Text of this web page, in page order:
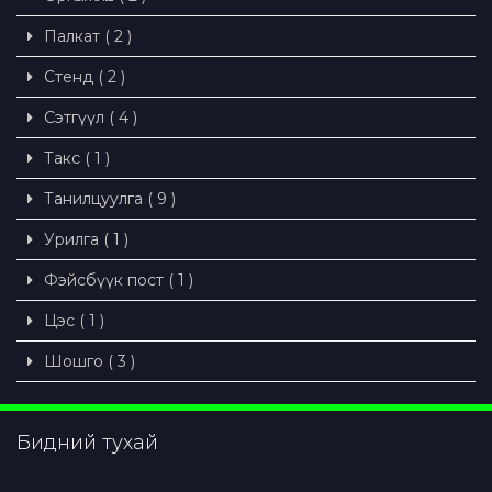
Палкат ( 2 )
Стенд ( 2 )
Сэтгүүл ( 4 )
Такс ( 1 )
Танилцуулга ( 9 )
Урилга ( 1 )
Фэйсбүүк пост ( 1 )
Цэс ( 1 )
Шошго ( 3 )
Бидний тухай